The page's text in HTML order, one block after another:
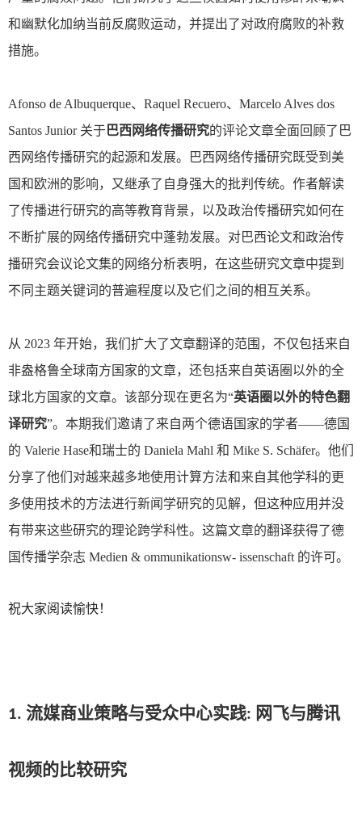
和幽默化加纳当前反腐败运动，并提出了对政府腐败的补救
措施。
Afonso de Albuquerque、 Raquel Recuero、 Marcelo Alves dos
Santos Junior 关于 巴西网络传播研究的评论文章全面回顾了巴
西网络传播研究的起源和发展。巴西网络传播研究既受到美
国和欧洲的影响，又继承了自身强大的批判传统。作者解读
了传播进行研究的高等教育背景，以及政治传播研究如何在
不断扩展的网络传播研究中蓬勃发展。对巴西论文和政治传
播研究会议论文集的网络分析表明，在这些研究文章中提到
不同主题关键词的普遍程度以及它们之间的相互关系。
从 2023 年开始，我们扩大了文章翻译的范围，不仅包括来自
非盎格鲁全球南方国家的文章，还包括来自英语圈以外的全
球北方国家的文章。该部分现在更名为“英语圈以外的特色翻
译研究”。本期我们邀请了来自两个德语国家的学者——德国
的 Valerie Hase和瑞士的 Daniela Mahl 和 Mike S. Schäfer。他们
分享了他们对越来越多地使用计算方法和来自其他学科的更
多使用技术的方法进行新闻学研究的见解，但这种应用并没
有带来这些研究的理论跨学科性。这篇文章的翻译获得了德
国传播学杂志 Medien & ommunikationsw- issenschaft 的许可。
祝大家阅读愉快！
1. 流媒商业策略与受众中心实践: 网飞与腾讯
视频的比较研究